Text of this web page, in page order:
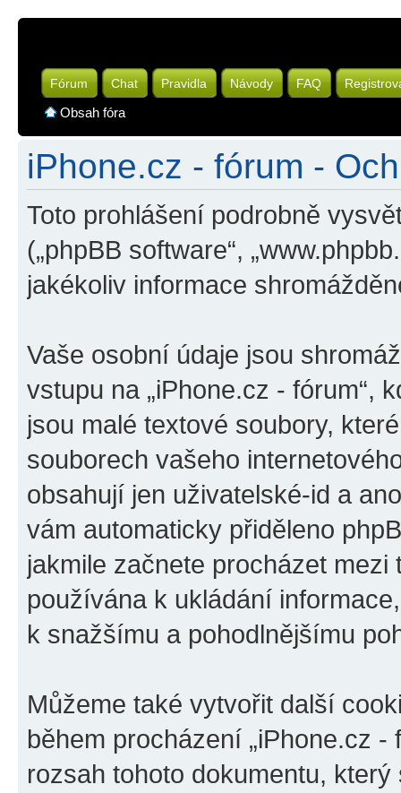
Fórum Chat Pravidla Návody FAQ
Obsah fóra
iPhone.cz - fórum -
Toto prohlášení podrobně
(„phpBB software“,
jakékoliv informace
Vaše osobní údaje jsou
vstupu na „iPhone.cz - fórum“,
jsou malé textové soubory,
souborech vašeho
obsahují jen uživatelské-id a
vám automaticky přiděleno
jakmile začnete procházet mezi
používána k ukládání
k snažšímu a pohodlnějšímu
Můžeme také vytvořit další
během procházení „iPhone.cz
rozsah tohoto dokumentu,